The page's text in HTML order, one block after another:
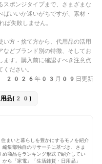
スポンジタイプまで、さまざまな
いいか迷いがちですが、素材・
失敗しません。
い方・捨て方から、代用品の活用
などブランド別の特徴、そしてお
ます。購入前に確認すべき注意点
ださい。
2026年03月09日更新
用品(20)
まいと暮らしを豊かにするモノを紹介
編集部独自のリサーチに基づき、さま
め商品をランキング形式で紹介してい
ら「家電」「生活雑貨・日用品」